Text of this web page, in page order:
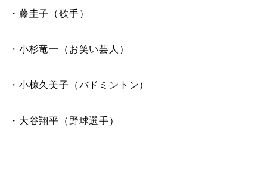
・藤圭子（歌手）
・小杉竜一（お笑い芸人）
・小椋久美子（バドミントン）
・大谷翔平（野球選手）